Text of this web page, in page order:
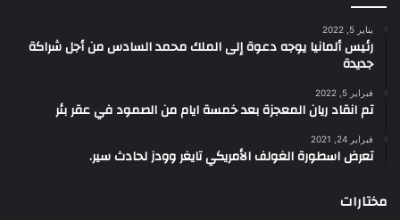
يناير 5, 2022
رئيس ألمانيا يوجه دعوة إلى الملك محمد السادس من أجل شراكة
جديدة
فبراير 5, 2022
تم انقاد ريان المعجزة بعد خمسة ايام من الصمود في عقر بئر
فبراير 24, 2021
تعرض اسطورة الغولف الأمريكي تايغر وودز لحادث سير.
مختارات